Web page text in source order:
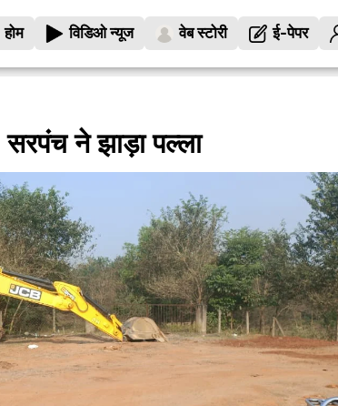
होम विडिओ न्यूज वेब स्टोरी ई-पेपर
सरपंच ने झाड़ा पल्ला